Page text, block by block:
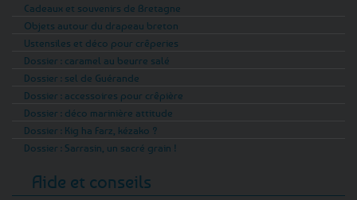
Cadeaux et souvenirs de Bretagne
Objets autour du drapeau breton
Ustensiles et déco pour crêperies
Dossier : caramel au beurre salé
Dossier : sel de Guérande
Dossier : accessoires pour crêpière
Dossier : déco marinière attitude
Dossier : Kig ha Farz, kézako ?
Dossier : Sarrasin, un sacré grain !
Aide et conseils